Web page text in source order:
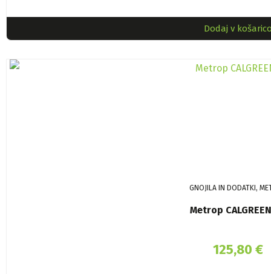
Dodaj v
GNOJILA IN DODATKI,
Metrop
125,80 €